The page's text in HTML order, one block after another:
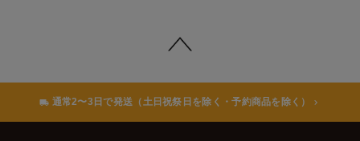
通常2〜3日で発送（土日祝祭日を除く・予約商品を除く）